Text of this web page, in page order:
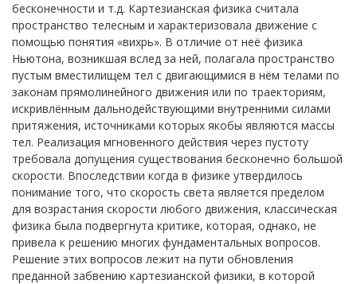
бесконечности и т.д. Картезианская физика считала
пространство телесным и характеризовала движение с
помощью понятия «вихрь». В отличие от неё физика
Ньютона, возникшая вслед за ней, полагала пространство
пустым вместилищем тел с двигающимися в нём телами по
законам прямолинейного движения или по траекториям,
искривлённым дальнодействующими внутренними силами
притяжения, источниками которых якобы являются массы
тел. Реализация мгновенного действия через пустоту
требовала допущения существования бесконечно большой
скорости. Впоследствии когда в физике утвердилось
понимание того, что скорость света является пределом
для возрастания скорости любого движения, классическая
физика была подвергнута критике, которая, однако, не
привела к решению многих фундаментальных вопросов.
Решение этих вопросов лежит на пути обновления
преданной забвению картезианской физики, в которой